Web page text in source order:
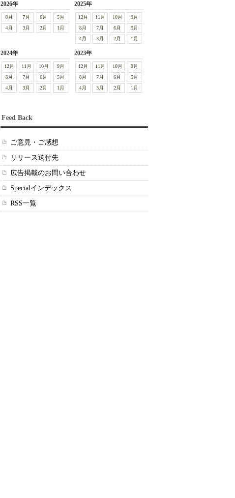
2026年
8月 7月 6月
5月
4月
3月 2月 1月
2025年
12月 11月 10月
9月
8月
7月 6月
5月
4月
3月 2月 1月
2024年
12月 11月 10月
9月
8月
7月 6月
5月
4月
3月 2月 1月
2023年
12月 11月 10月
9月
8月
7月 6月
5月
4月
3月 2月 1月
Feed Back
ご意見・ご感想
リリース送付先
広告掲載のお問い合わせ
Specialインデックス
RSS一覧